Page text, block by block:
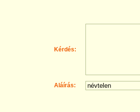
Kérdés:
Aláírás: